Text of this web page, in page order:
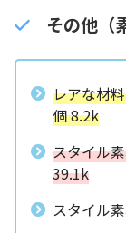
その他（
レアな材
個 8.2k
スタイル
39.1k
スタイル